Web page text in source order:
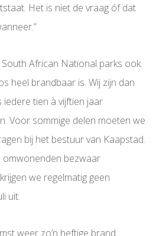
Het is niet de vraag óf dat
African National parks ook.
heel brandbaar is. Wij zijn dan
tien à vijftien jaar
Voor sommige delen moeten we
bij het bestuur van Kaapstad.
omwonenden bezwaar
we regelmatig geen
uit.
weer zo’n heftige brand